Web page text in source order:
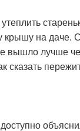
на даче.
вышло лучше
сказать